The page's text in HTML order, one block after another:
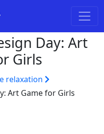
Day: Art
Girls
relaxation
Art Game for Girls